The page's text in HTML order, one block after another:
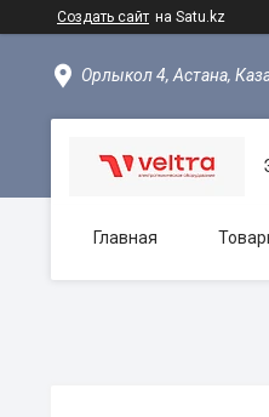
Создать сайт на Satu.kz
Орлыкол 4, Астана,
Главная